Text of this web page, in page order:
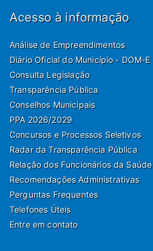
Acesso à informação
Análise de Empreendimentos
Diário Oficial do Município - DOM-E
Consulta Legislação
Transparência Pública
Conselhos Municipais
PPA 2026/2029
Concursos e Processos Seletivos
Radar da Transparência Pública
Relação dos Funcionários da Saúde
Recomendações Administrativas
Perguntas Frequentes
Telefones Úteis
Entre em contato